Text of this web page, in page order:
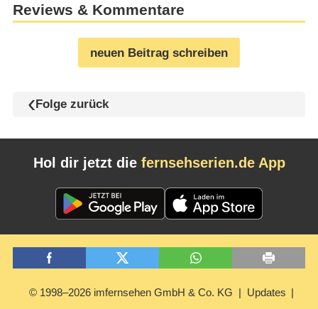
Reviews & Kommentare
neuen Beitrag schreiben
Folge zurück
Hol dir jetzt die fernsehserien.de App
© 1998–2026 imfernsehen GmbH & Co. KG Updates